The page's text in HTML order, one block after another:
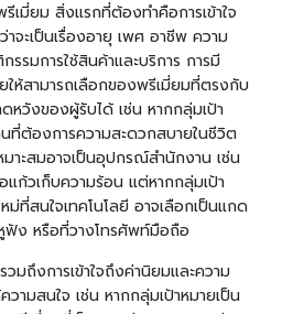
เมี่ยม สิ่งแรกที่ต้องทำคือการเข้าใจ
าจะเป็นเรื่องอายุ เพศ อาชีพ ความ
รมการใช้สินค้าและบริการ การมี
ให้สามารถเลือกของพรีเมี่ยมที่ตรงกับ
หวังของผู้รับได้ เช่น หากกลุ่มเป้า
ที่ต้องการความสะดวกสบายในชีวิต
าะสมอาจเป็นอุปกรณ์สำนักงาน เช่น
ก้วเก็บความร้อน แต่หากกลุ่มเป้า
ม่ที่สนใจเทคโนโลยี อาจเลือกเป็นแกด
ฟัง หรือที่วางโทรศัพท์มือถือ
วมถึงการเข้าใจถึงค่านิยมและความ
ามสนใจ เช่น หากกลุ่มเป้าหมายเป็น